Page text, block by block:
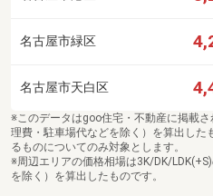
名古屋市緑区
名古屋市天白区
※このデータはgoo住宅・不動産に掲載
理費・駐車場代などを除く）を算出した
るものについてのみ対象とします。
※周辺エリアの価格相場は3K/DK/
を除く）を算出したものです。